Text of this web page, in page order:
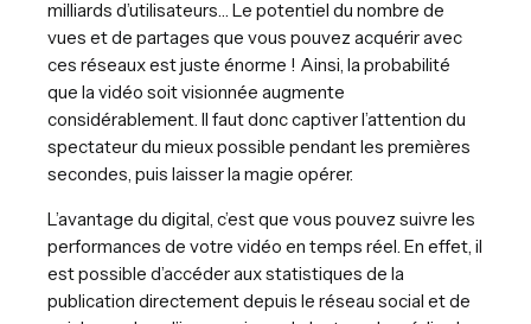
milliards d’utilisateurs… Le potentiel du nombre de
vues et de partages que vous pouvez acquérir avec
ces réseaux est juste énorme ! Ainsi, la probabilité
que la vidéo soit visionnée augmente
considérablement. Il faut donc captiver l’attention du
spectateur du mieux possible pendant les premières
secondes, puis laisser la magie opérer.
L’avantage du digital, c’est que vous pouvez suivre les
performances de votre vidéo en temps réel. En effet, il
est possible d’accéder aux statistiques de la
publication directement depuis le réseau social et de